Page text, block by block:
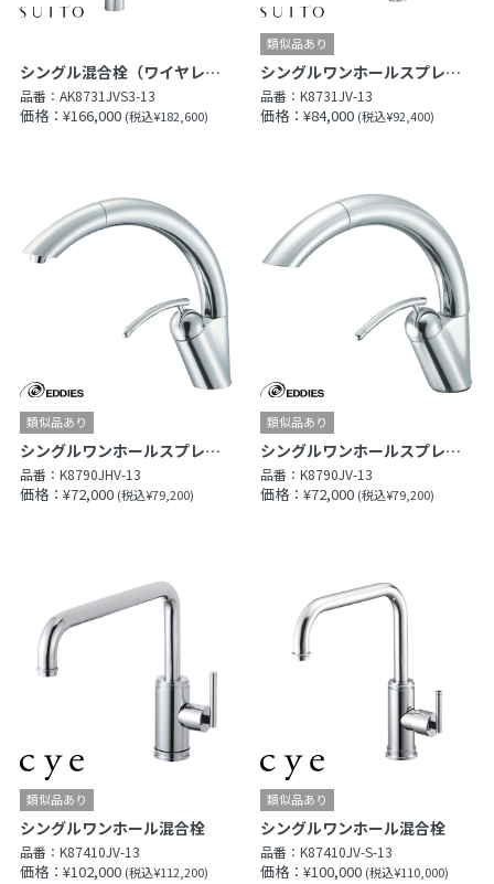
シングル混合栓（ワイヤレススイッチ付）
品番： AK8731JVS3-13
価格：¥166,000 (税込¥182,600)
シングルワンホールスプレー混合栓
品番：K8731JV-13
価格：¥84,000 (税込¥92,400)
シングルワンホールスプレー混合栓
品番： K8790JHV-13
価格：¥72,000 (税込¥79,200)
シングルワンホールスプレー混合栓
品番：K8790JV-13
価格：¥72,000 (税込¥79,200)
シングルワンホール混合栓
品番： K87410JV-13
価格：¥102,000 (税込¥112,200)
シングルワンホール混合栓
品番：K87410JV-S-13
価格：¥100,000 (税込¥110,000)